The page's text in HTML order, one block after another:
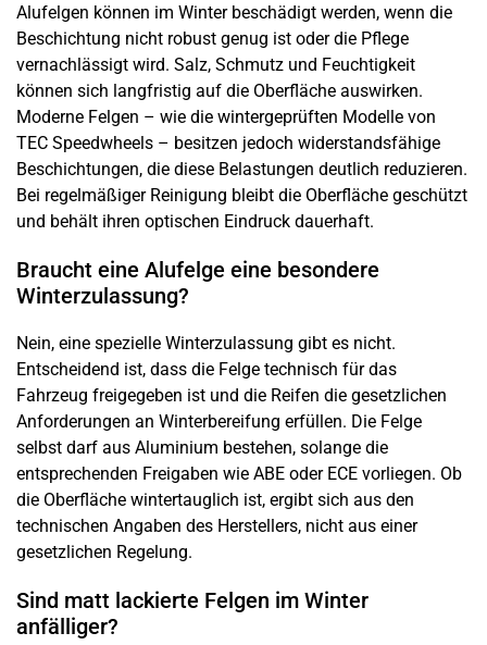
Alufelgen können im Winter beschädigt werden, wenn die
Beschichtung nicht robust genug ist oder die Pflege
vernachlässigt wird. Salz, Schmutz und Feuchtigkeit
können sich langfristig auf die Oberfläche auswirken.
Moderne Felgen – wie die wintergeprüften Modelle von
TEC Speedwheels – besitzen jedoch widerstandsfähige
Beschichtungen, die diese Belastungen deutlich reduzieren.
Bei regelmäßiger Reinigung bleibt die Oberfläche geschützt
und behält ihren optischen Eindruck dauerhaft.
Braucht eine Alufelge eine besondere
Winterzulassung?
Nein, eine spezielle Winterzulassung gibt es nicht.
Entscheidend ist, dass die Felge technisch für das
Fahrzeug freigegeben ist und die Reifen die gesetzlichen
Anforderungen an Winterbereifung erfüllen. Die Felge
selbst darf aus Aluminium bestehen, solange die
entsprechenden Freigaben wie ABE oder ECE vorliegen. Ob
die Oberfläche wintertauglich ist, ergibt sich aus den
technischen Angaben des Herstellers, nicht aus einer
gesetzlichen Regelung.
Sind matt lackierte Felgen im Winter
anfälliger?